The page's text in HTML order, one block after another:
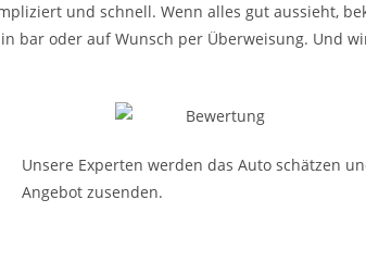
und schnell. Wenn alles gut aussieht,
bar oder auf Wunsch per Überweisung. Und
Unsere Experten werden das Auto schätzen
Angebot zusenden.